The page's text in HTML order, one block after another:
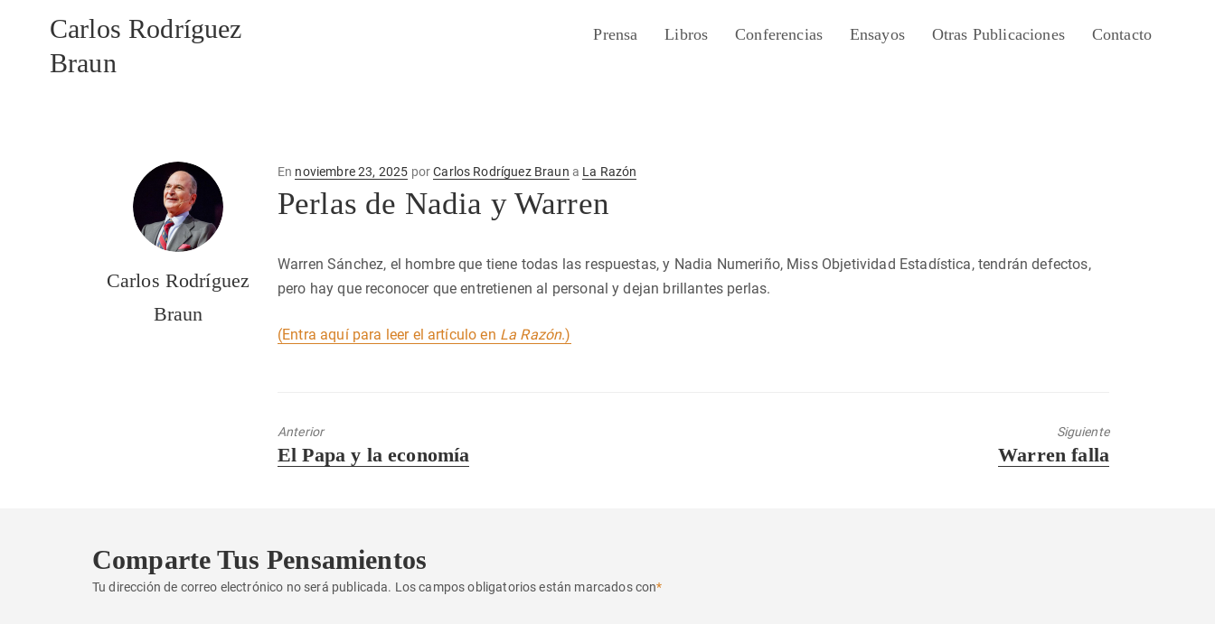
Carlos Rodríguez
Braun
Prensa Libros Conferencias Ensayos Otras Publicaciones Contacto
Carlos Rodríguez
Braun
En Publicado
noviembre 23, 2025 porCarlos Rodríguez Braun a La Razón
Perlas de Nadia y Warren
Warren Sánchez, el hombre que tiene todas las respuestas, y Nadia Numeriño, Miss Objetividad Estadística, tendrán defectos,
pero hay que reconocer que entretienen al personal y dejan brillantes perlas.
(Entra aquí para leer el artículo en La Razón.)
Anterior
Entrada
El Papa y la economía
Siguiente
Entrada
Warren falla
Comparte Tus Pensamientos
Tu dirección de correo electrónico no será publicada. Los campos obligatorios están marcados con*